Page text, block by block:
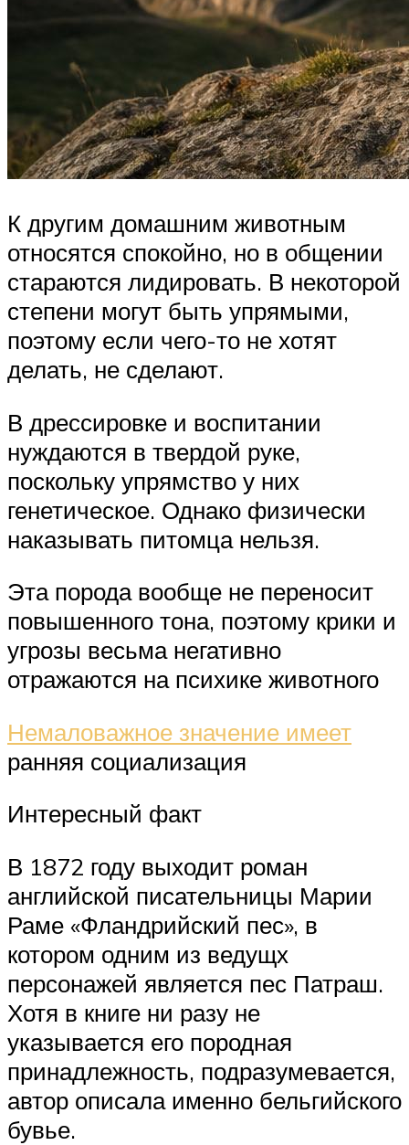
К другим домашним животным
относятся спокойно, но в общении
стараются лидировать. В некоторой
степени могут быть упрямыми,
поэтому если чего-то не хотят
делать, не сделают.
В дрессировке и воспитании
нуждаются в твердой руке,
поскольку упрямство у них
генетическое. Однако физически
наказывать питомца нельзя.
Эта порода вообще не переносит
повышенного тона, поэтому крики и
угрозы весьма негативно
отражаются на психике животного
Немаловажное значение имеет
ранняя социализация
Интересный факт
В 1872 году выходит роман
английской писательницы Марии
Раме «Фландрийский пес», в
котором одним из ведущх
персонажей является пес Патраш.
Хотя в книге ни разу не
указывается его породная
принадлежность, подразумевается,
автор описала именно бельгийского
бувье.